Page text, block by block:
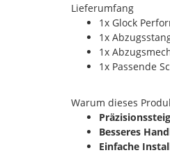
Lieferumfang
1x Glock
1x
1x
1x Passende
Warum dieses
Besseres
Einfache